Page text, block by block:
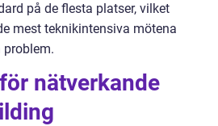
på de flesta platser, vilket
mest teknikintensiva mötena
nätverkande